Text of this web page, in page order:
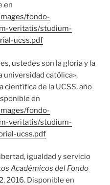
en
fondo-
veritatis/studium-
ucss.pdf
ustedes son la gloria y la
universidad católica»,
científica de la UCSS, año
en
fondo-
veritatis/studium-
ucss.pdf
igualdad y servicio
Académicos del Fondo
2016. Disponible en